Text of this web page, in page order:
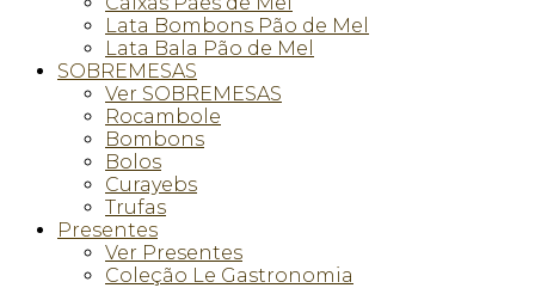
Lata Bombons Pão de Mel
Lata Bala Pão de Mel
SOBREMESAS
Ver SOBREMESAS
Rocambole
Bombons
Bolos
Curayebs
Trufas
Presentes
Ver Presentes
Coleção Le Gastronomia